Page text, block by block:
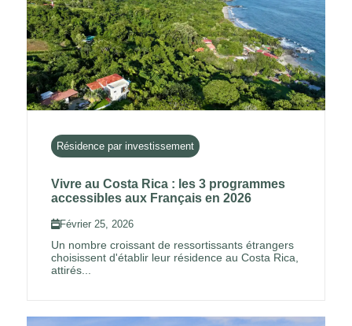
Résidence par investissement
Vivre au Costa Rica : les 3 programmes
accessibles aux Français en 2026
Février 25, 2026
Un nombre croissant de ressortissants étrangers
choisissent d'établir leur résidence au Costa Rica,
attirés...